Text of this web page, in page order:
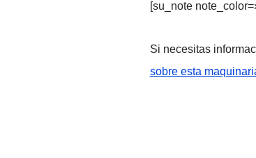
[su_note
Si necesitas
sobre esta